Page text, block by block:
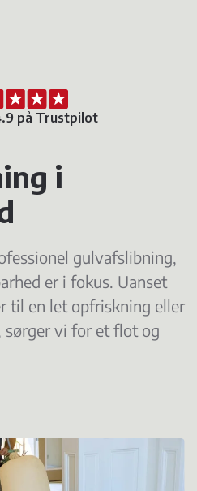
på Trustpilot
i
gulvafslibning,
er i fokus. Uanset
til en let opfriskning eller
sørger vi for et flot og